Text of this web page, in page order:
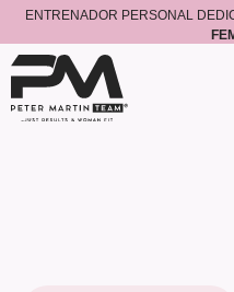
ENTRENADOR PERSONAL